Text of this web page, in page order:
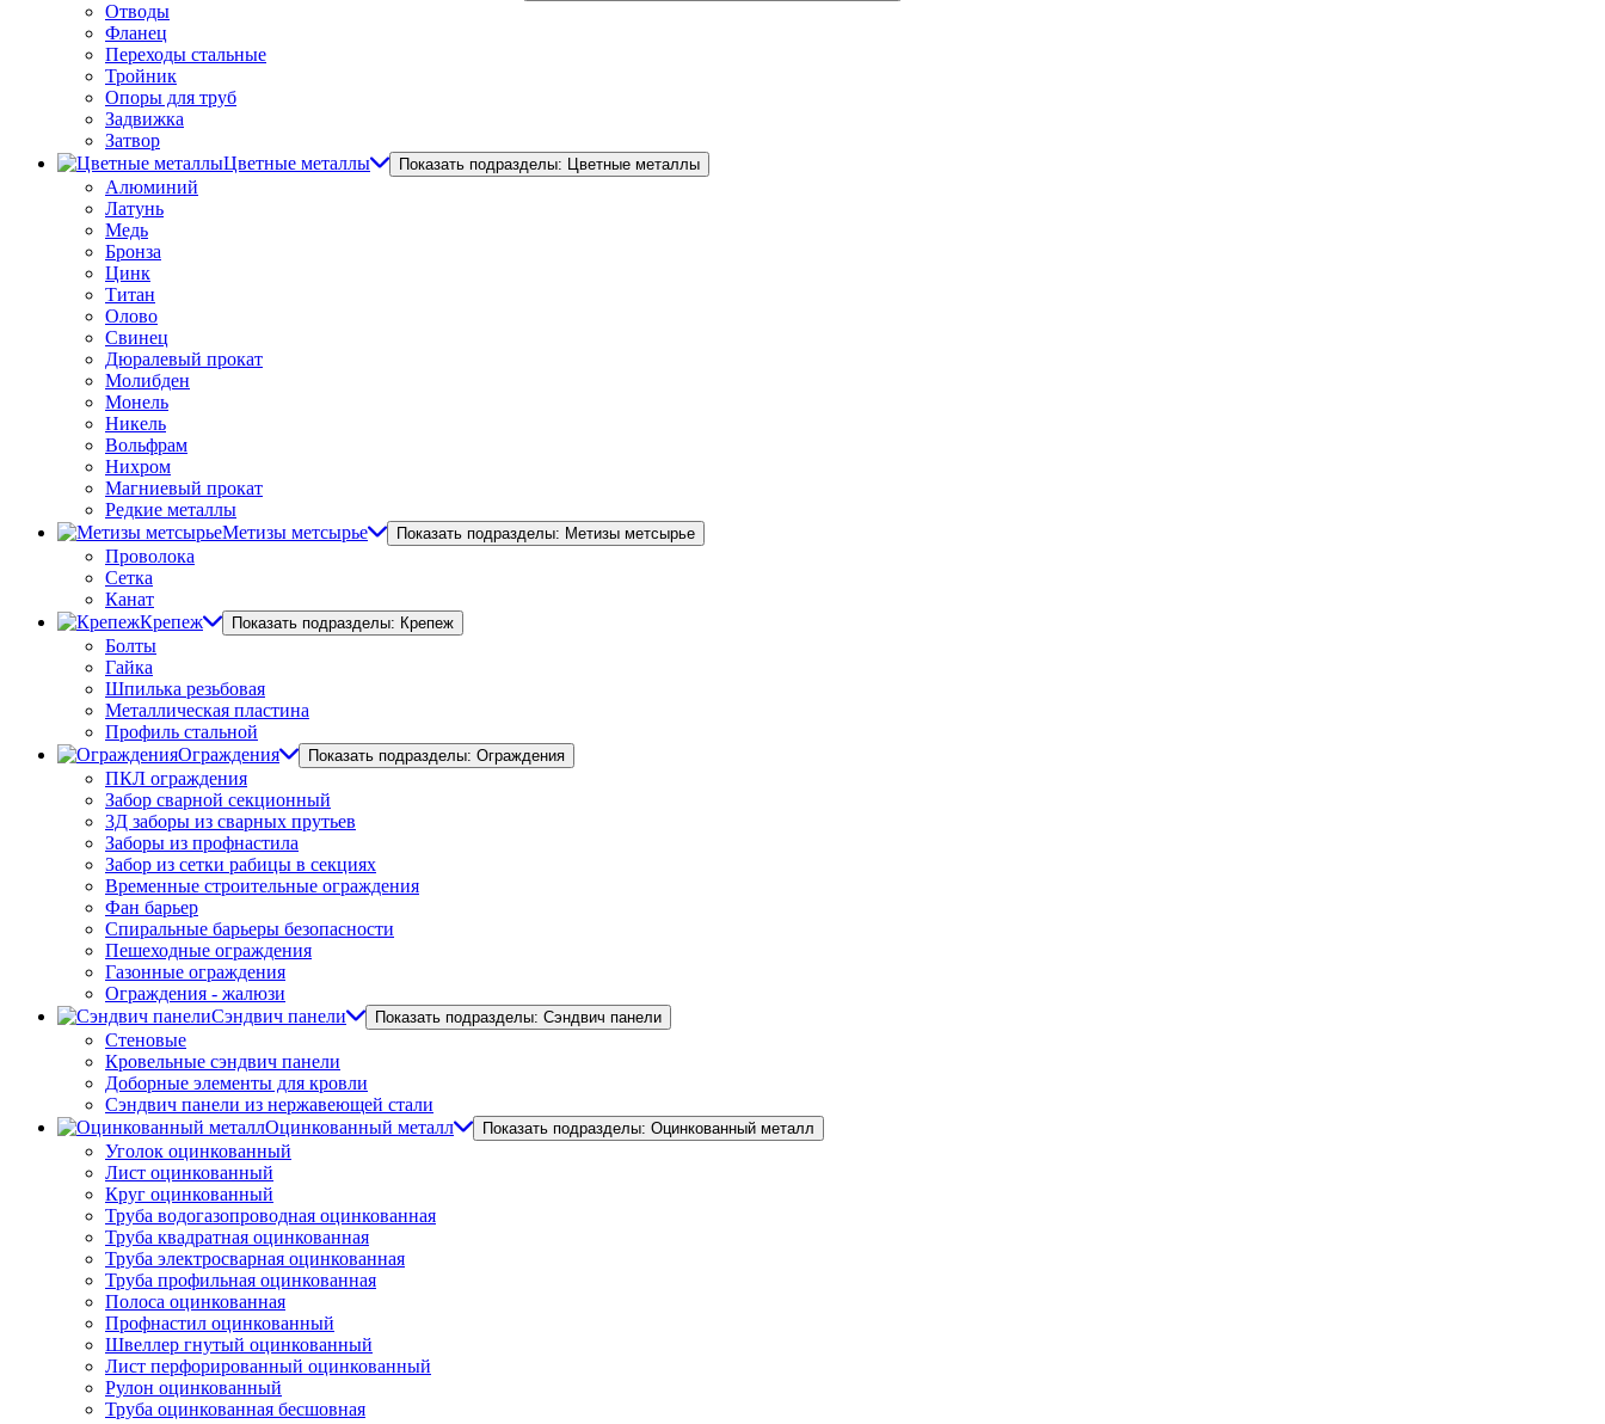
Отводы
Фланец
Переходы стальные
Тройник
Опоры для труб
Задвижка
Затвор
Цветные металлы
Показать подразделы: Цветные металлы
Алюминий
Латунь
Медь
Бронза
Цинк
Титан
Олово
Свинец
Дюралевый прокат
Молибден
Монель
Никель
Вольфрам
Нихром
Магниевый прокат
Редкие металлы
Метизы метсырье
Показать подразделы: Метизы метсырье
Проволока
Сетка
Канат
Крепеж
Показать подразделы: Крепеж
Болты
Гайка
Шпилька резьбовая
Металлическая пластина
Профиль стальной
Ограждения
Показать подразделы: Ограждения
ПКЛ ограждения
Забор сварной секционный
3Д заборы из сварных прутьев
Заборы из профнастила
Забор из сетки рабицы в секциях
Временные строительные ограждения
Фан барьер
Спиральные барьеры безопасности
Пешеходные ограждения
Газонные ограждения
Ограждения - жалюзи
Сэндвич панели
Показать подразделы: Сэндвич панели
Стеновые
Кровельные сэндвич панели
Доборные элементы для кровли
Сэндвич панели из нержавеющей стали
Оцинкованный металл
Показать подразделы: Оцинкованный металл
Уголок оцинкованный
Лист оцинкованный
Круг оцинкованный
Труба водогазопроводная оцинкованная
Труба квадратная оцинкованная
Труба электросварная оцинкованная
Труба профильная оцинкованная
Полоса оцинкованная
Профнастил оцинкованный
Швеллер гнутый оцинкованный
Лист перфорированный оцинкованный
Рулон оцинкованный
Труба оцинкованная бесшовная